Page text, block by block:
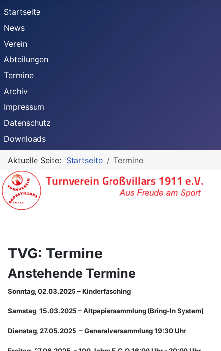
Startseite
News
Verein
Abteilungen
Termine
Archiv
Impressum
Datenschutz
Downloads
Aktuelle Seite: Startseite Termine
TVG: Termine
Anstehende Termine
Sonntag, 02.03.2025 – Kinderfasching
Samstag, 15.03.2025 – Altpapiersammlung (Bring-In System)
Dienstag, 27.05.2025 – Generalversammlung 19:30 Uhr